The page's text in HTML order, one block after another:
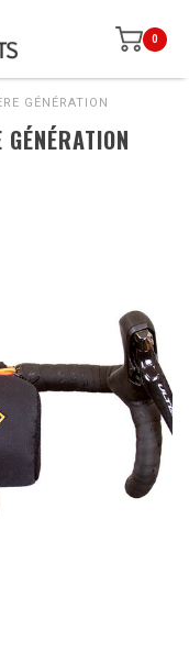
0
GÉNÉRATION